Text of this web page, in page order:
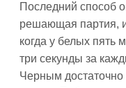
Последний способ
решающая партия,
когда у белых пять
три секунды за
Черным достаточно